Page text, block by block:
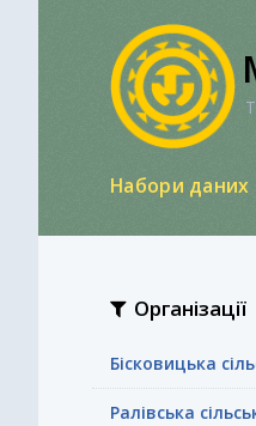
Набори даних
Організації
Бісковицька
Ралівська